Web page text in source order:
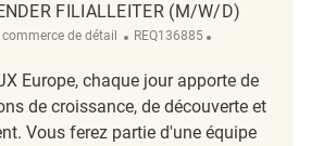
FILIALLEITER (M/W/D)
de détail ReqId
REQ136885
Europe, chaque jour apporte de
de croissance, de découverte et
Vous ferez partie d'une équipe